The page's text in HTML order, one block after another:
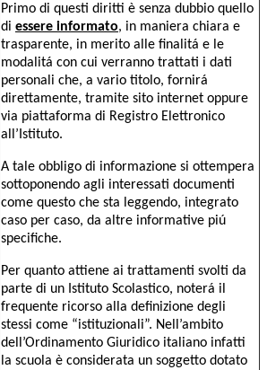
Primo di questi diritti è senza dubbio quello
di essere informato, in maniera chiara e
trasparente, in merito alle finalitá e le
modalitá con cui verranno trattati i dati
personali che, a vario titolo, fornirá
direttamente, tramite sito internet oppure
via piattaforma di Registro Elettronico
all’Istituto.
A tale obbligo di informazione si ottempera
sottoponendo agli interessati documenti
come questo che sta leggendo, integrato
caso per caso, da altre informative piú
specifiche.
Per quanto attiene ai trattamenti svolti da
parte di un Istituto Scolastico, noterá il
frequente ricorso alla definizione degli
stessi come “istituzionali”. Nell’ambito
dell’Ordinamento Giuridico italiano infatti
la scuola è considerata un soggetto dotato